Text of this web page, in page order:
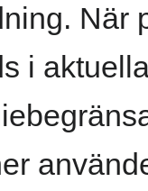
När
i